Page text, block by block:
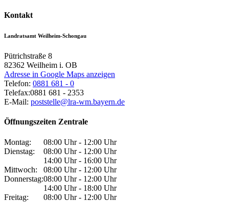
Kontakt
Landratsamt Weilheim-Schongau
Pütrichstraße 8
82362 Weilheim i. OB
Adresse in Google Maps anzeigen
Telefon: 0881 681 - 0
Telefax:0881 681 - 2353
E-Mail: poststelle@lra-wm.bayern.de
Öffnungszeiten Zentrale
Montag:
08:00 Uhr - 12:00 Uhr
Dienstag:
08:00 Uhr - 12:00 Uhr
14:00 Uhr - 16:00 Uhr
Mittwoch:
08:00 Uhr - 12:00 Uhr
Donnerstag:08:00 Uhr - 12:00 Uhr
14:00 Uhr - 18:00 Uhr
Freitag:
08:00 Uhr - 12:00 Uhr